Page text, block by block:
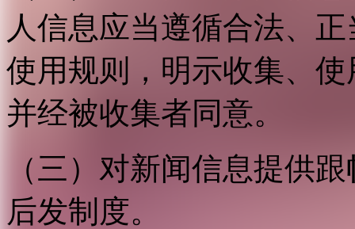
人信息应当遵循合法、
使用规则，明示收集、
并经被收集者同意。
（三）对新闻信息提供
后发制度。